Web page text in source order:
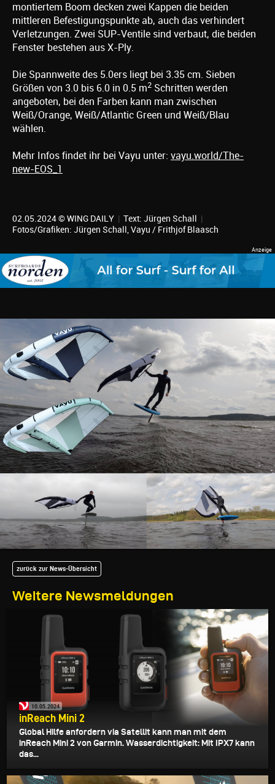
montiertem Boom decken zwei Kappen die beiden
mittleren Befestigungspunkte ab, auch das verhindert
Verletzungen. Zwei SUP-Ventile sind verbaut, die beiden
Fenster bestehen aus X-Ply.
Die Spannweite des 5.0ers liegt bei 3.35 cm. Sieben
Größen von 3.0 bis 6.0 in 0.5 m2 Schritten werden
angeboten, bei den Farben kann man zwischen
Weiß/Orange, Weiß/Atlantic Green und Weiß/Blau
wählen.
Mehr Infos findet ihr bei Vayu unter: vayu.world/The-
new-EOS_1
02.05.2024 © WING DAILY | Text: Jürgen Schall |
Fotos/Grafiken: Jürgen Schall , Vayu / Frithjof Blaasch
Weitere Newsmeldungen
zurück zur News-Übersicht
10.05.2024
inReach Mini 2
Global Hilfe anfordern via Satellit kann man mit dem
inReach Mini 2 von Garmin. Wasserdichtigkeit: Mit IPX7 kann
das...